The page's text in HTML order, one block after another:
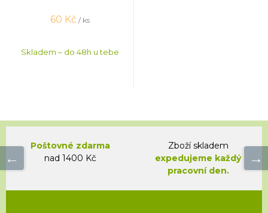
60 Kč / ks
Skladem – do 48h u tebe
Poštovné zdarma
nad 1400 Kč
Zboží skladem
expedujeme každý
pracovní den.